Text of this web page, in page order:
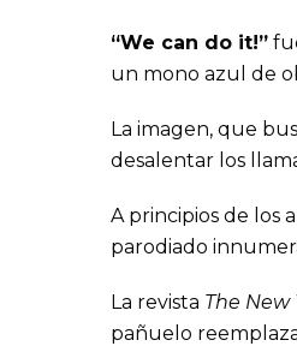
“We can do it!”
un mono azul de
La imagen, que
desalentar los
A principios de los
parodiado
La revista The New
pañuelo